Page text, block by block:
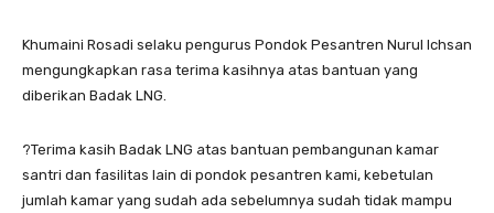
Khumaini Rosadi selaku pengurus Pondok Pesantren Nurul Ichsan
mengungkapkan rasa terima kasihnya atas bantuan yang
diberikan Badak LNG.
?Terima kasih Badak LNG atas bantuan pembangunan kamar
santri dan fasilitas lain di pondok pesantren kami, kebetulan
jumlah kamar yang sudah ada sebelumnya sudah tidak mampu